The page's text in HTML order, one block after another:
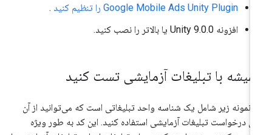
Google Mobile Ads Unity Pluginرا تنظیم کنید.
افزونه Unity 9.0.0 یا بالاتر را نصب کنید.
با تبلیغات آزمایشی تست کنید
نمونه زیر شامل یک شناسه واحد تبلیغاتی است که می‌توانید از آن
درخواست تبلیغات آزمایشی استفاده کنید. این کد به طور ویژه